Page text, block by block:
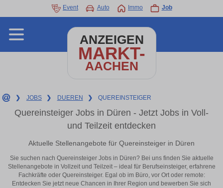
Event Auto Immo Job
ANZEIGEN
MARKT-
AACHEN
❯ JOBS ❯ DUEREN ❯ QUEREINSTEIGER
Quereinsteiger Jobs in Düren - Jetzt Jobs in Voll-
und Teilzeit entdecken
Aktuelle Stellenangebote für Quereinsteiger in Düren
Sie suchen nach Quereinsteiger Jobs in Düren? Bei uns finden Sie aktuelle
Stellenangebote in Vollzeit und Teilzeit – ideal für Berufseinsteiger, erfahrene
Fachkräfte oder Quereinsteiger. Egal ob im Büro, vor Ort oder remote:
Entdecken Sie jetzt neue Chancen in Ihrer Region und bewerben Sie sich